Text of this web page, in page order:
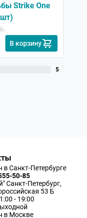
Strike One
В корзину
5
в Санкт-Петербурге
50-85
Санкт-Петербург,
53 Б
- 19:00
в Москве